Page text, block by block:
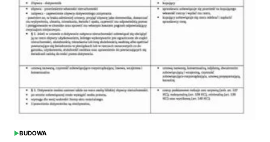
POSTED
BUDOWA